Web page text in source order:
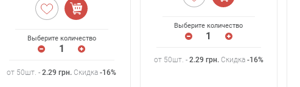
Выберите количество
от 50шт. -2.29 грн. Скидка-16%
Выберите количество
от 50шт. - 2.29 грн.Скидка -16%